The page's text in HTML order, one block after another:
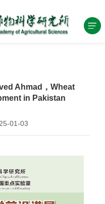
Ahmad，Wheat
in Pakistan
01-03